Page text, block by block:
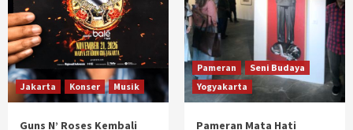
Jakarta Konser Musik
Guns N’ Roses Kembali
Pameran
Seni Budaya
Yogyakarta
Pameran Mata Hati